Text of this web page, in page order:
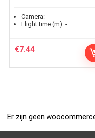
Camera: -
Flight time (m): -
€7.44
Er zijn geen